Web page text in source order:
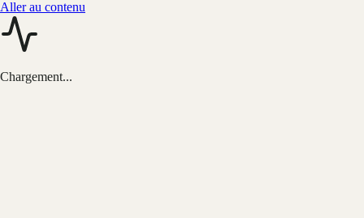
Aller au contenu
Chargement...